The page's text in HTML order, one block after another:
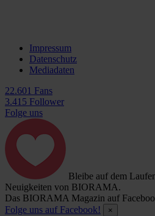
Impressum
Datenschutz
Mediadaten
22.601 Fans
3.415 Follower
Folge uns
Bleibe auf dem
Neuigkeiten von BIORAMA.
Das BIORAMA Magazin auf
Folge uns auf Facebook!
×